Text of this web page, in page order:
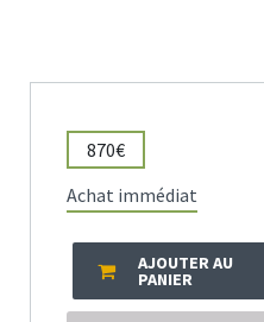
870€
Achat immédiat
AJOUTER AU
PANIER